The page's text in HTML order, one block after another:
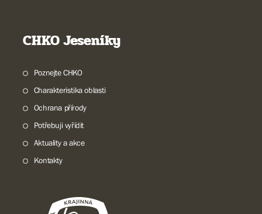
CHKO Jeseníky
Poznejte CHKO
Charakteristika oblasti
Ochrana přírody
Potřebuji vyřídit
Aktuality a akce
Kontakty